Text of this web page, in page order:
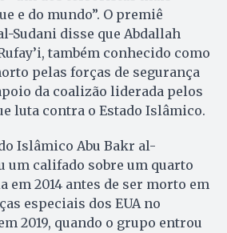
e do mundo”. O premiê
Sudani disse que Abdallah
também conhecido como
pelas forças de segurança
da coalizão liderada pelos
luta contra o Estado Islâmico.
Islâmico Abu Bakr al-
um califado sobre um quarto
em 2014 antes de ser morto em
especiais dos EUA no
2019, quando o grupo entrou